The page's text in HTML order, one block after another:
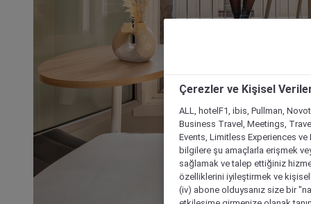
Çerezler ve Kişisel
ALL, hotelF1, ibis, Pullman,
Business Travel, Meetings,
Events, Limitless Experiences
bilgilere şu amaçlarla erişmek
sağlamak ve talep ettiğiniz
özelliklerini iyileştirmek ve
(iv) abone olduysanız size bir